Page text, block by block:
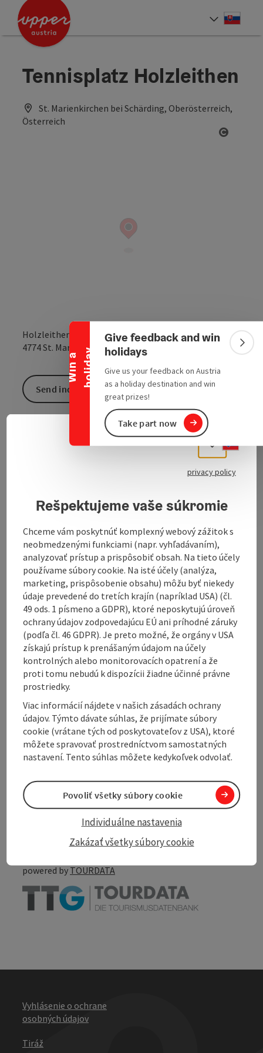
Accesskey
Accesskey
W
i
n
a
h
o
l
i
d
a y
Collapse banner
Give feedback and win
holidays
Give us your feedback on Austria
as a holiday destination and win
great prizes!
Take part now
Tennisplatz Holzleithen
St. Marienkirchen bei Schärding, Oberösterreich,
Österreich
Holzleithen
4774St. Marienkirchen bei Schärding open inOpen in
If you are interested, please contact Günther Huber
(07711/2254-15).
Contact
Arrival
tennis
Sports
Equipment
Suitability
Accessibility
Send inquiry
Create PDF
Print article
Nearby
powered by TOURDATA
Vyhlásenie o ochrane
osobných údajov
Tiráž
Select
privacy policy
Rešpektujeme vaše súkromie
Chceme vám poskytnúť komplexný webový zážitok s
neobmedzenými funkciami (napr. vyhľadávaním),
analyzovať prístup a prispôsobiť obsah. Na tieto účely
používame súbory cookie. Na isté účely (analýza,
marketing, prispôsobenie obsahu) môžu byť niekedy
údaje prevedené do tretích krajín (napríklad USA) (čl.
49 ods. 1 písmeno a GDPR), ktoré neposkytujú úroveň
ochrany údajov zodpovedajúcu EÚ ani príhodné záruky
(podľa čl. 46 GDPR). Je preto možné, že orgány v USA
získajú prístup k prenášaným údajom na účely
kontrolných alebo monitorovacích opatrení a že
proti tomu nebudú k dispozícii žiadne účinné právne
prostriedky.
Viac informácií nájdete v našich zásadách ochrany
údajov. Týmto dávate súhlas, že prijímate súbory
cookie (vrátane tých od poskytovateľov z USA), ktoré
môžete spravovať prostredníctvom samostatných
nastavení. Tento súhlas môžete kedykoľvek odvolať.
Zakázať všetky súbory cookie
Individuálne nastavenia
Povoliť všetky súbory cookie